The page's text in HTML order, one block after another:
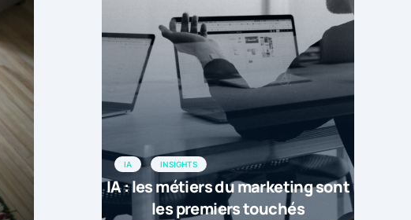
IA INSIGHTS
IA : les métiers du marketing sont
les premiers touchés